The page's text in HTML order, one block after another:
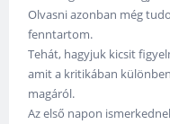
Olvasni azonban még
fenntartom.
Tehát, hagyjuk kicsit
amit a kritikában
magáról.
Az első napon